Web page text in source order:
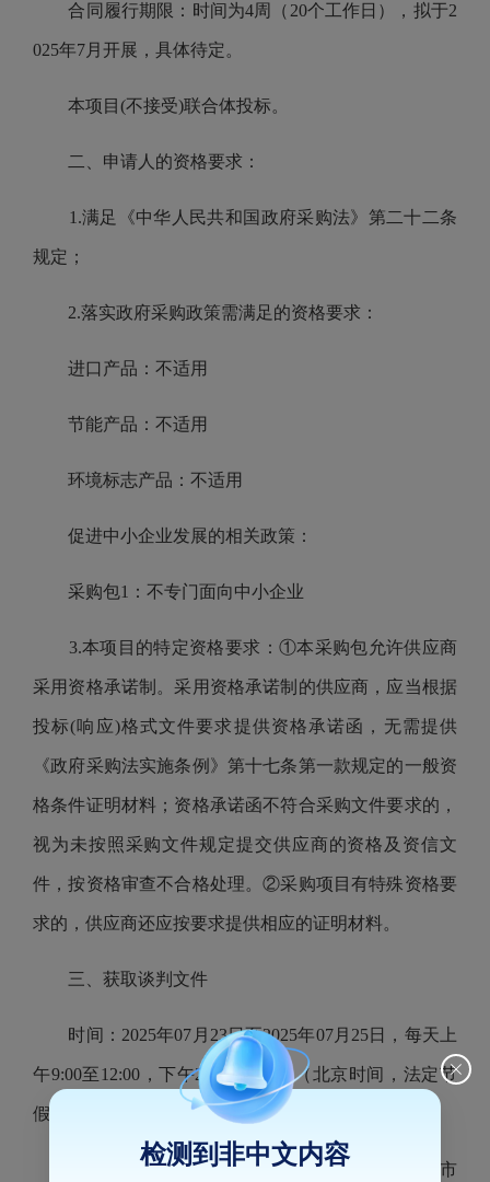
合同履行期限：时间为4周（20个工作日），拟于2
025年7月开展，具体待定。
本项目(不接受)联合体投标。
二、申请人的资格要求：
1.满足《中华人民共和国政府采购法》第二十二条
规定；
2.落实政府采购政策需满足的资格要求：
进口产品：不适用
节能产品：不适用
环境标志产品：不适用
促进中小企业发展的相关政策：
采购包1：不专门面向中小企业
3.本项目的特定资格要求：①本采购包允许供应商
采用资格承诺制。采用资格承诺制的供应商，应当根据
投标(响应)格式文件要求提供资格承诺函，无需提供
《政府采购法实施条例》第十七条第一款规定的一般资
格条件证明材料；资格承诺函不符合采购文件要求的，
视为未按照采购文件规定提交供应商的资格及资信文
件，按资格审查不合格处理。②采购项目有特殊资格要
求的，供应商还应按要求提供相应的证明材料。
三、获取谈判文件
时间：2025年07月23日至2025年07月25日，每天上
午9:00至12:00，下午2:30至5:00。（北京时间，法定节
假日除外）
地点：福建德晟项目管理有限公司（地址：福州市
检测到非中文内容